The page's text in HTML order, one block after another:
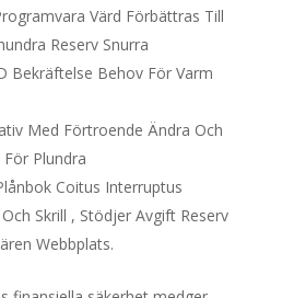
Värd Förbättras Till
Reserv Snurra
Bekräftelse Behov För Varm
Med Förtroende Ändra Och
För Plundra
Coitus Interruptus
Skrill , Stödjer Avgift Reserv
Webbplats.